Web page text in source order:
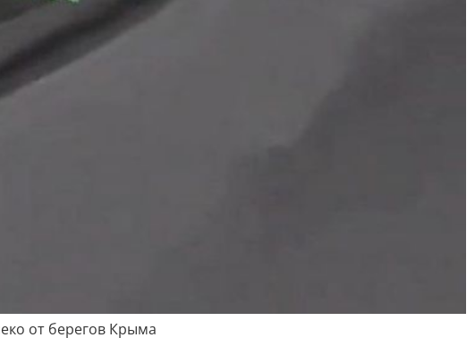
от берегов Крыма